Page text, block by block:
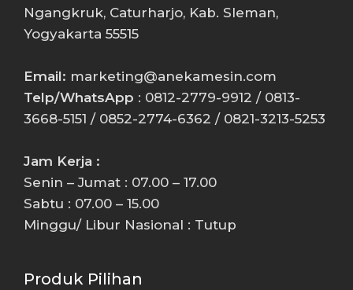
Ngangkruk, Caturharjo, Kab. Sleman,
Yogyakarta 55515
Email: marketing@anekamesin.com
Telp/WhatsApp : 0812-2779-9912 / 0813-
3668-5151 / 0852-2774-6362 / 0821-3213-5253
Jam Kerja :
Senin – Jumat : 07.00 – 17.00
Sabtu : 07.00 – 15.00
Minggu/ Libur Nasional : Tutup
Produk Pilihan